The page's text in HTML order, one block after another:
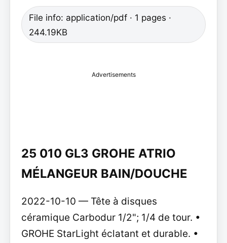
File info: application/pdf · 1 pages ·
244.19KB
Advertisements
25 010 GL3 GROHE ATRIO
MÉLANGEUR BAIN/DOUCHE
2022-10-10 — Tête à disques
céramique Carbodur 1/2"; 1/4 de tour. •
GROHE StarLight éclatant et durable. •